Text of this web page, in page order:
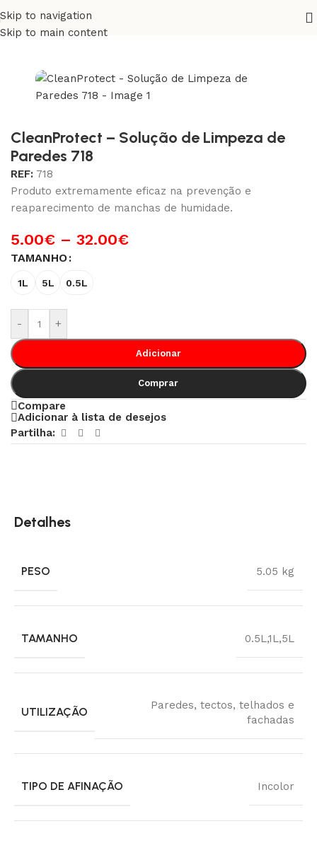
Skip to navigation
Skip to main content
Início /Exterior/Preparação Fachadas e Telhados
CleanProtect – Solução de Limpeza de
Paredes 718
REF: 718
Produto extremamente eficaz na prevenção e
reaparecimento de manchas de humidade.
5.00€ – 32.00€
TAMANHO
1L 5L 0.5L
- +
Adicionar
Comprar
Compare
Adicionar à lista de desejos
Partilha:
Detalhes
PESO 5.05 kg
TAMANHO 0.5L,1L,5L
UTILIZAÇÃO
Paredes, tectos, telhados e
fachadas
TIPO DE AFINAÇÃO Incolor